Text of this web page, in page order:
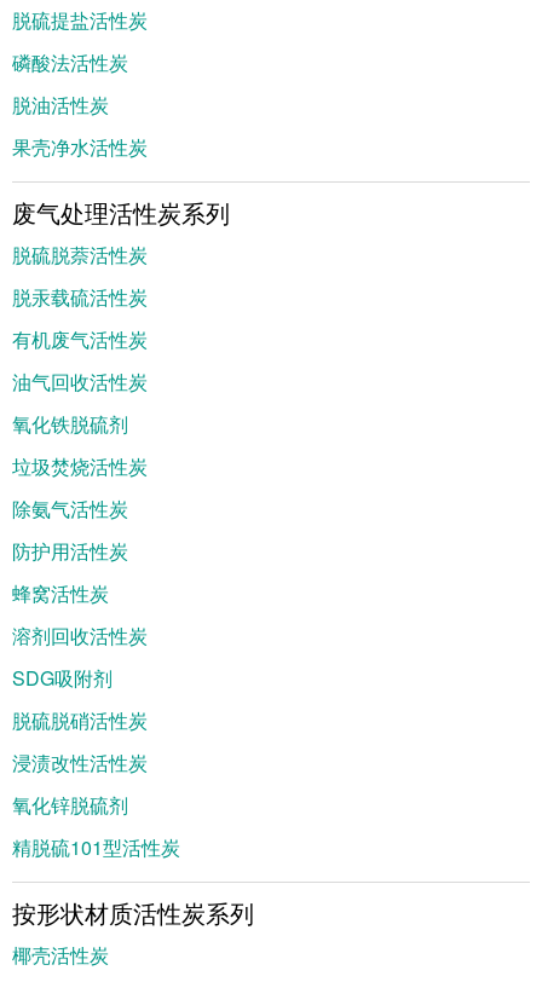
脱硫提盐活性炭
磷酸法活性炭
脱油活性炭
果壳净水活性炭
废气处理活性炭系列
脱硫脱萘活性炭
脱汞载硫活性炭
有机废气活性炭
油气回收活性炭
氧化铁脱硫剂
垃圾焚烧活性炭
除氨气活性炭
防护用活性炭
蜂窝活性炭
溶剂回收活性炭
SDG吸附剂
脱硫脱硝活性炭
浸渍改性活性炭
氧化锌脱硫剂
精脱硫101型活性炭
按形状材质活性炭系列
椰壳活性炭